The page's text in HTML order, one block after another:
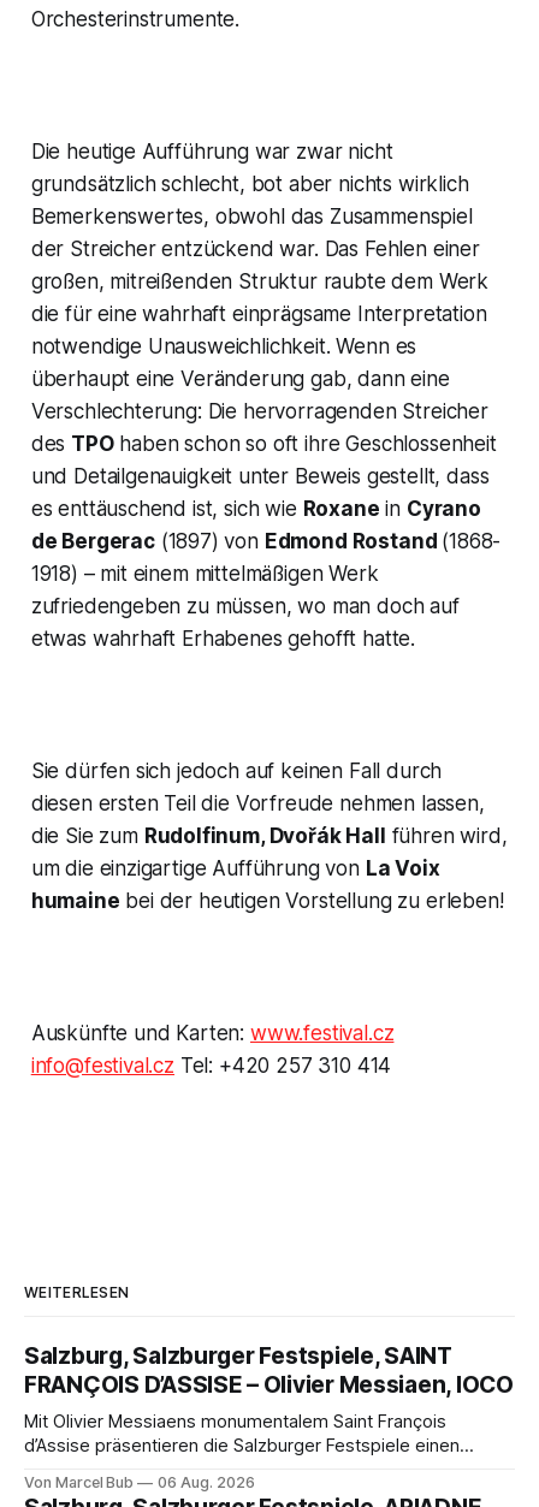
Orchesterinstrumente.
Die heutige Aufführung war zwar nicht
grundsätzlich schlecht, bot aber nichts wirklich
Bemerkenswertes, obwohl das Zusammenspiel
der Streicher entzückend war. Das Fehlen einer
großen, mitreißenden Struktur raubte dem Werk
die für eine wahrhaft einprägsame Interpretation
notwendige Unausweichlichkeit. Wenn es
überhaupt eine Veränderung gab, dann eine
Verschlechterung: Die hervorragenden Streicher
des TPOhaben schon so oft ihre Geschlossenheit
und Detailgenauigkeit unter Beweis gestellt, dass
es enttäuschend ist, sich wie Roxane in Cyrano
de Bergerac(1897) von Edmond Rostand (1868-
1918) – mit einem mittelmäßigen Werk
zufriedengeben zu müssen, wo man doch auf
etwas wahrhaft Erhabenes gehofft hatte.
Sie dürfen sich jedoch auf keinen Fall durch
diesen ersten Teil die Vorfreude nehmen lassen,
die Sie zum Rudolfinum, Dvořák Hall
führen wird,
um die einzigartige Aufführung von La Voix
humaine bei der heutigen Vorstellung zu erleben!
Auskünfte und Karten: www.festival.cz
info@festival.cz Tel: +420 257 310 414
WEITERLESEN
Salzburg, Salzburger Festspiele, SAINT
FRANÇOIS D’ASSISE – Olivier Messiaen, IOCO
Mit Olivier Messiaens monumentalem Saint François
d’Assise präsentieren die Salzburger Festspiele einen
eine bildgewaltige Inszenierung, Maxime Pascal entfaltet
Von Marcel Bub 06 Aug. 2026